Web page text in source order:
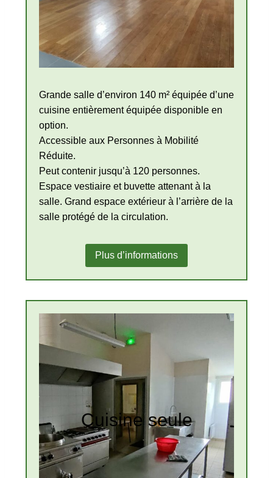
Grande salle d’environ 140 m² équipée d’une
cuisine entièrement équipée disponible en
option.
Accessible aux Personnes à Mobilité
Réduite.
Peut contenir jusqu’à 120 personnes.
Espace vestiaire et buvette attenant à la
salle. Grand espace extérieur à l’arrière de la
salle protégé de la circulation.
Plus d’informations
Cuisine seule